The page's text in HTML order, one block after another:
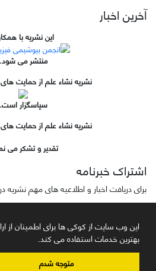
این وب سایت از کوکی ها برای اطمینان از
بهترین خدمات استفاده می کند.
متوجه شدم
آخرین اخبار
این نشریه با
منتشر می شود.
نشریه نشاء علم از حمایت
سپاسگزار است.
نشریه نشاء علم از حمایت
تقدیر و تشکر می
اشتراک خبرنامه
برای دریافت اخبار و اطلاعیه های مهم